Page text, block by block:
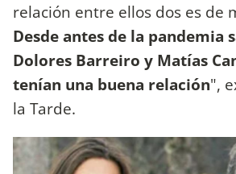
relación entre ellos dos es de
Desde antes de la pandemia
Dolores Barreiro y Matías
tenían una buena relación",
la Tarde.